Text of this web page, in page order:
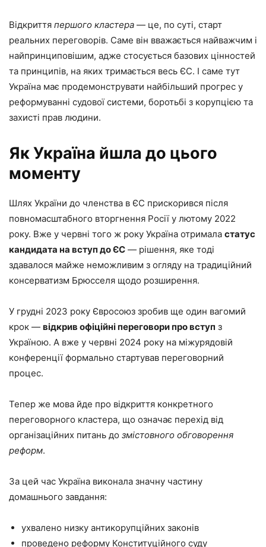
Відкриття першого кластера — це, по суті, старт
реальних переговорів. Саме він вважається найважчим і
найпринциповішим, адже стосується базових цінностей
та принципів, на яких тримається весь ЄС. І саме тут
Україна має продемонструвати найбільший прогрес у
реформуванні судової системи, боротьбі з корупцією та
захисті прав людини.
Як Україна йшла до цього
моменту
Шлях України до членства в ЄС прискорився після
повномасштабного вторгнення Росії у лютому 2022
року. Вже у червні того ж року Україна отримала статус
кандидата на вступ до ЄС — рішення, яке тоді
здавалося майже неможливим з огляду на традиційний
консерватизм Брюсселя щодо розширення.
У грудні 2023 року Євросоюз зробив ще один вагомий
крок — відкрив офіційні переговори про вступ з
Україною. А вже у червні 2024 року на міжурядовій
конференції формально стартував переговорний
процес.
Тепер же мова йде про відкриття конкретного
переговорного кластера, що означає перехід від
організаційних питань до змістовного обговорення
реформ.
За цей час Україна виконала значну частину
домашнього завдання:
ухвалено низку антикорупційних законів
проведено реформу Конституційного суду